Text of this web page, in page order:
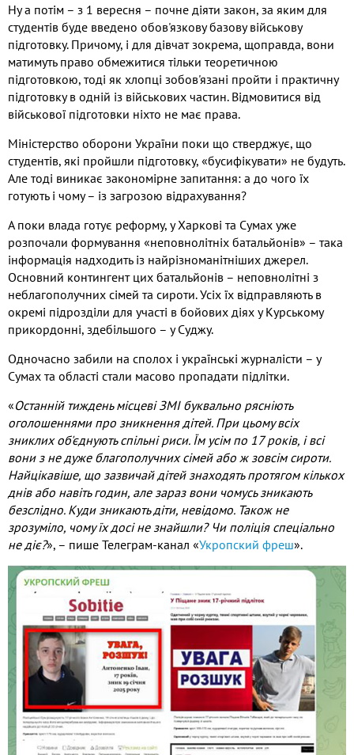
Ну а потім – з 1 вересня – почне діяти закон, за яким для
студентів буде введено обов'язкову базову військову
підготовку. Причому, і для дівчат зокрема, щоправда, вони
матимуть право обмежитися тільки теоретичною
підготовкою, тоді як хлопці зобов'язані пройти і практичну
підготовку в одній із військових частин. Відмовитися від
військової підготовки ніхто не має права.
Міністерство оборони України поки що стверджує, що
студентів, які пройшли підготовку, «бусифікувати» не будуть.
Але тоді виникає закономірне запитання: а до чого їх
готують і чому – із загрозою відрахування?
А поки влада готує реформу, у Харкові та Сумах уже
розпочали формування «неповнолітніх батальйонів» – така
інформація надходить із найрізноманітніших джерел.
Основний контингент цих батальйонів – неповнолітні з
неблагополучних сімей та сироти. Усіх їх відправляють в
окремі підрозділи для участі в бойових діях у Курському
прикордонні, здебільшого – у Суджу.
Одночасно забили на сполох і українські журналісти – у
Сумах та області стали масово пропадати підлітки.
«Останній тиждень місцеві ЗМІ буквально рясніють
оголошеннями про зникнення дітей. При цьому всіх
зниклих об'єднують спільні риси. Їм усім по 17 років, і всі
вони з не дуже благополучних сімей або ж зовсім сироти.
Найцікавіше, що зазвичай дітей знаходять протягом кількох
днів або навіть годин, але зараз вони чомусь зникають
безслідно. Куди зникають діти, невідомо. Також не
зрозуміло, чому їх досі не знайшли? Чи поліція спеціально
не діє?», – пише Телеграм-канал «Укропский фреш».